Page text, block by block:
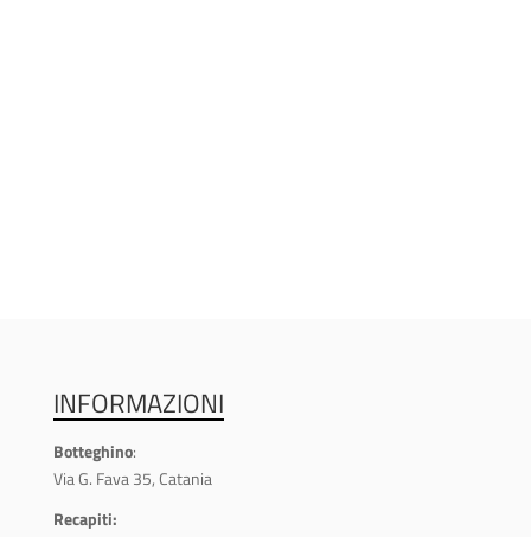
INFORMAZIONI
Botteghino:
Via G. Fava 35, Catania
Recapiti: